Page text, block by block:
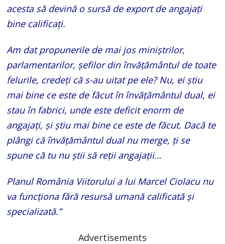
acesta să devină o sursă de export de angajați
bine calificați.
Am dat propunerile de mai jos miniștrilor,
parlamentarilor, șefilor din învățământul de toate
felurile, credeți că s-au uitat pe ele? Nu, ei știu
mai bine ce este de făcut în învățământul dual, ei
stau în fabrici, unde este deficit enorm de
angajați, și știu mai bine ce este de făcut. Dacă te
plângi că învățământul dual nu merge, ți se
spune că tu nu știi să reții angajații…
Planul România Viitorului a lui Marcel Ciolacu nu
va funcționa fără resursă umană calificată și
specializată.”
Advertisements